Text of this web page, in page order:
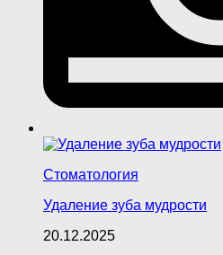
Стоматология
Удаление зуба мудрости
20.12.2025